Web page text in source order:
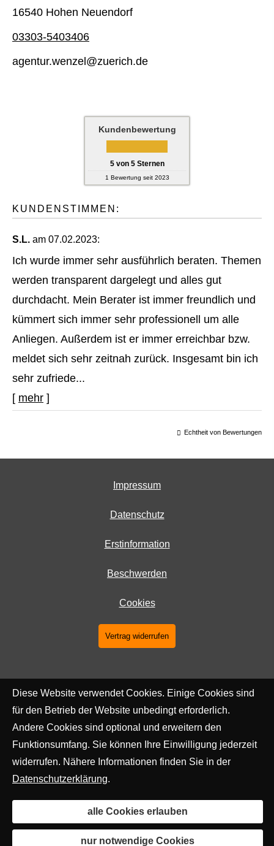
16540 Hohen Neuendorf
03303-5403406
agentur.wenzel@zuerich.de
Kundenbewertung
5von 5Sternen
1 Bewertung seit 2023
KUNDENSTIMMEN:
S.L. am 07.02.2023:
Ich wurde immer sehr ausführlich beraten. Themen
werden transparent dargelegt und alles gut
durchdacht. Mein Berater ist immer freundlich und
kümmert sich immer sehr professionell um alle
Anliegen. Außerdem ist er immer erreichbar bzw.
meldet sich sehr zeitnah zurück. Insgesamt bin ich
sehr zufriede...
[ mehr ]
Echtheit von Bewertungen
Impressum
Datenschutz
Erstinformation
Beschwerden
Cookies
Vertrag widerrufen
Diese Website verwendet Cookies. Einige Cookies sind
für den Betrieb der Website unbedingt erforderlich.
Andere Cookies sind optional und erweitern den
Funktionsumfang. Sie können Ihre Einwilligung jederzeit
widerrufen. Nähere Informationen finden Sie in der
Datenschutzerklärung.
alle Cookies erlauben
nur notwendige Cookies